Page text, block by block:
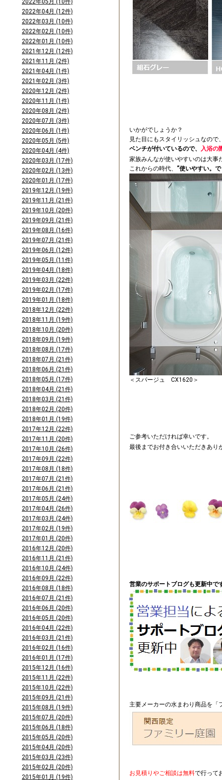
いかがでしょうか？
見た目にもスタイリッシュなの
ベンチが付いているので、 入浴の
家族みんなが使いやすいのは大事
これからの時代、 ”使いやすい。
＜スパージュ CX1620＞
ご参考いただければ幸いです。
最後までお付き合いいただきあり
営業のサポートブログも更新中で
主要メーカーの水まわり商品を「
お見積りやご相談は無料で行って
2022年05月 (10件)
2022年04月 (12件)
2022年03月 (10件)
2022年02月 (10件)
2022年01月 (10件)
2021年12月 (12件)
2021年11月 (2件)
2021年04月 (1件)
2021年02月 (3件)
2020年12月 (2件)
2020年11月 (1件)
2020年08月 (2件)
2020年07月 (3件)
2020年06月 (1件)
2020年05月 (5件)
2020年04月 (4件)
2020年03月 (17件)
2020年02月 (13件)
2020年01月 (17件)
2019年12月 (19件)
2019年11月 (21件)
2019年10月 (20件)
2019年09月 (21件)
2019年08月 (16件)
2019年07月 (21件)
2019年06月 (12件)
2019年05月 (11件)
2019年04月 (18件)
2019年03月 (22件)
2019年02月 (17件)
2019年01月 (18件)
2018年12月 (22件)
2018年11月 (19件)
2018年10月 (20件)
2018年09月 (19件)
2018年08月 (17件)
2018年07月 (21件)
2018年06月 (21件)
2018年05月 (17件)
2018年04月 (21件)
2018年03月 (21件)
2018年02月 (20件)
2018年01月 (19件)
2017年12月 (22件)
2017年11月 (20件)
2017年10月 (26件)
2017年09月 (22件)
2017年08月 (18件)
2017年07月 (21件)
2017年06月 (21件)
2017年05月 (24件)
2017年04月 (26件)
2017年03月 (24件)
2017年02月 (19件)
2017年01月 (20件)
2016年12月 (20件)
2016年11月 (21件)
2016年10月 (24件)
2016年09月 (22件)
2016年08月 (18件)
2016年07月 (21件)
2016年06月 (20件)
2016年05月 (20件)
2016年04月 (22件)
2016年03月 (21件)
2016年02月 (16件)
2016年01月 (17件)
2015年12月 (16件)
2015年11月 (22件)
2015年10月 (22件)
2015年09月 (21件)
2015年08月 (19件)
2015年07月 (20件)
2015年06月 (18件)
2015年05月 (20件)
2015年04月 (20件)
2015年03月 (23件)
2015年02月 (20件)
2015年01月 (19件)